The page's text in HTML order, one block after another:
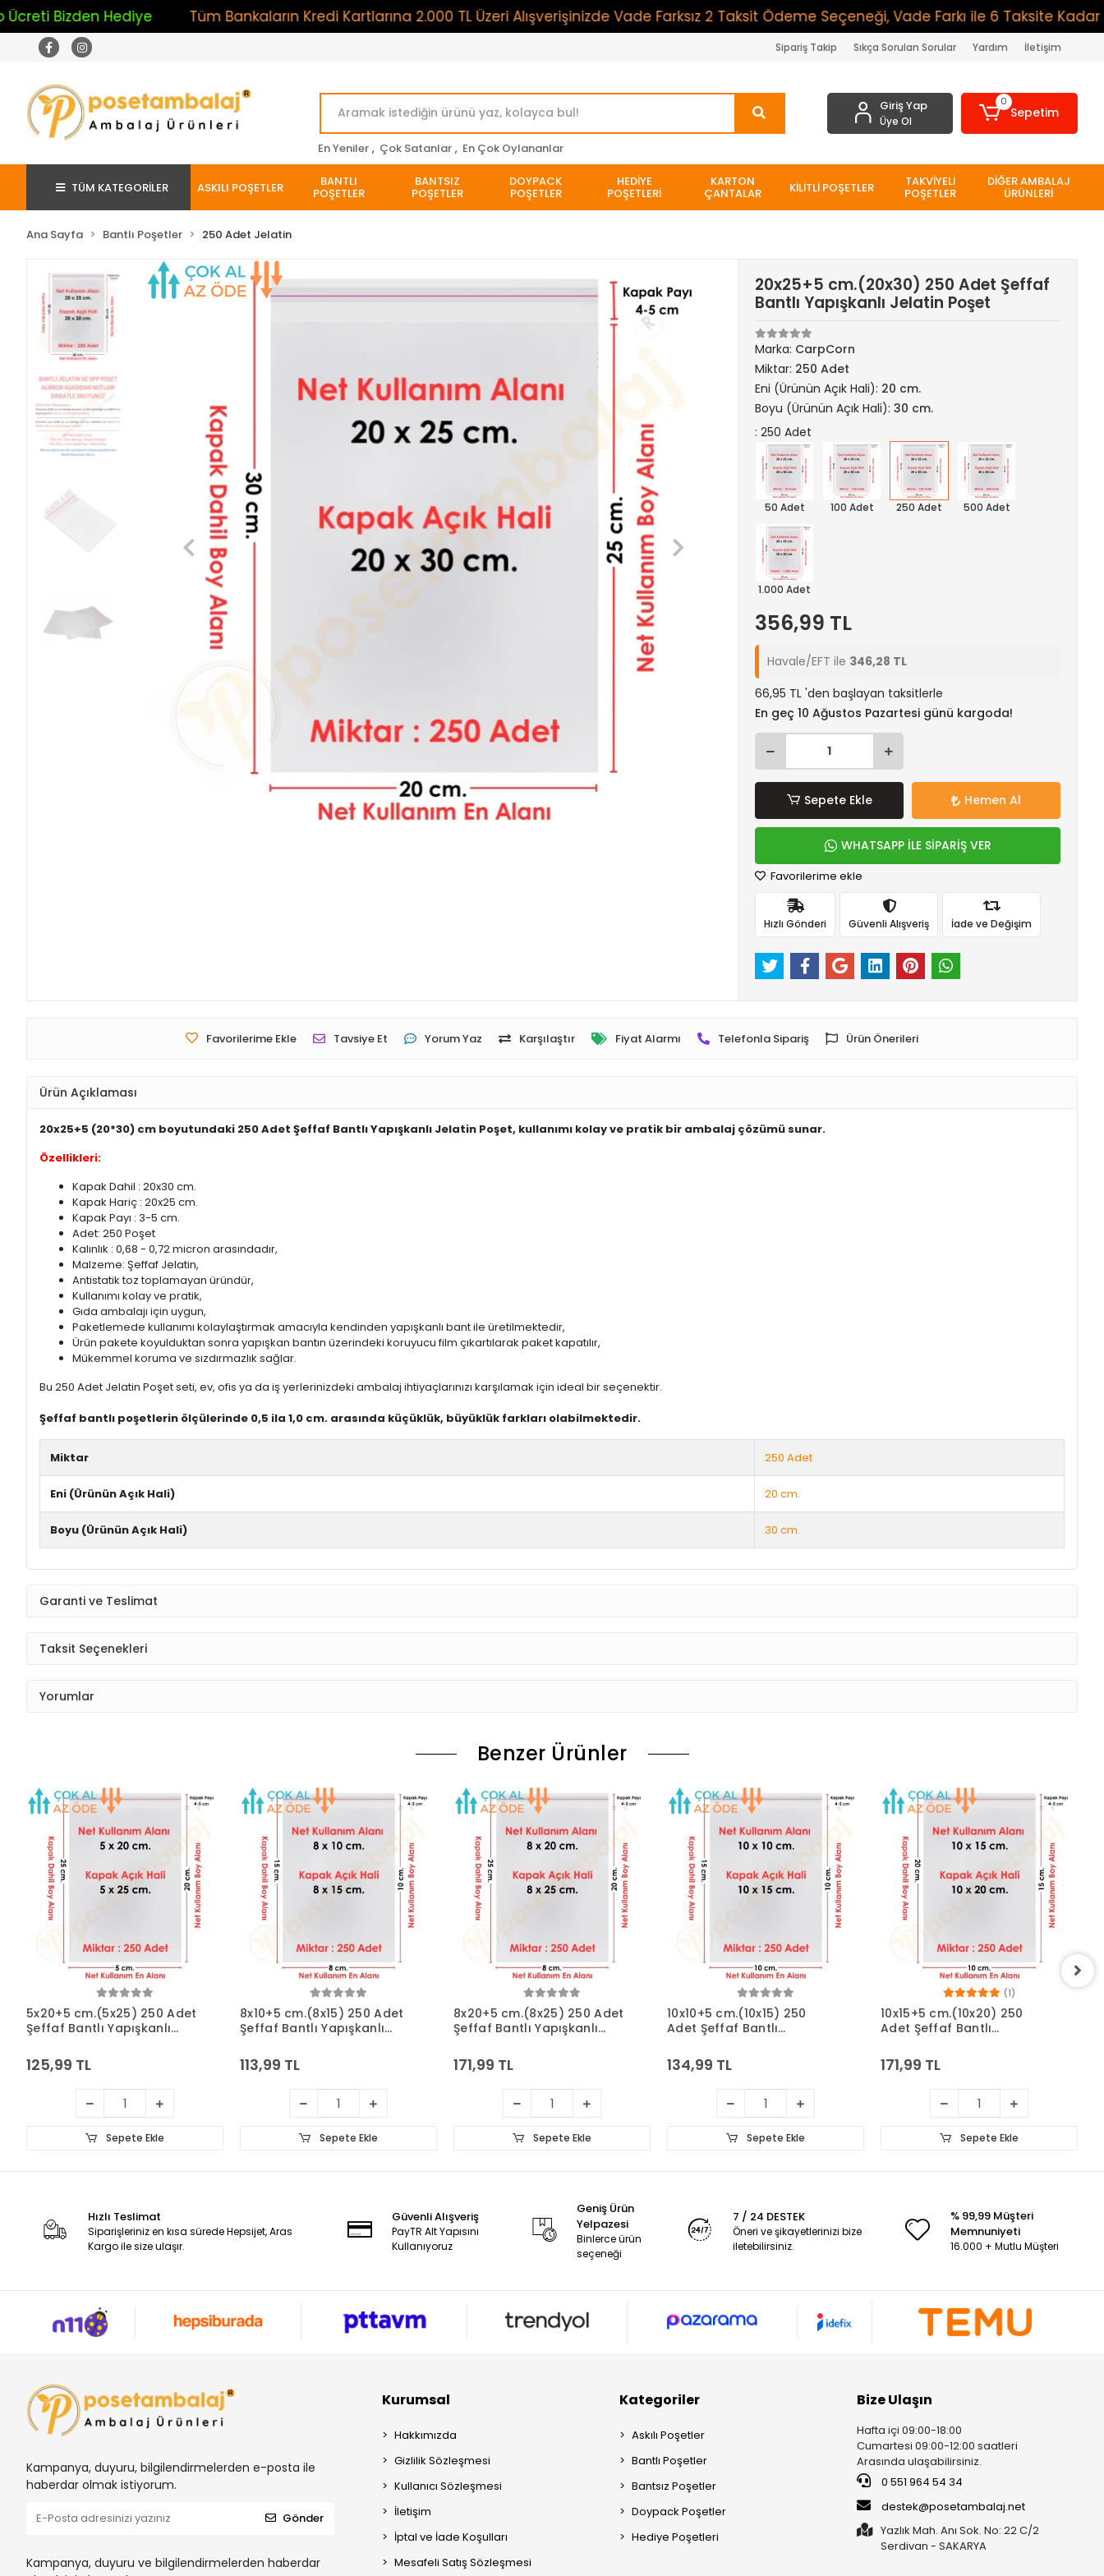
Bizden Hediye Tüm Bankaların Kredi Kartlarına 2.000 TL Üzeri Alışverişinizde Vade Farksız 2 Taksit Ödeme Seçeneği, Vade Farkı ile 6 Taksite Kadar
Sipariş Takip Sıkça Sorulan Sorular Yardım İletişim
En Yeniler , Çok Satanlar , En Çok Oylananlar
Giriş Yap
Üye Ol
0
Sepetim
TÜM KATEGORİLER ASKILI POŞETLER BANTLI
POŞETLER
BANTSIZ
POŞETLER
DOYPACK
POŞETLER
HEDİYE
POŞETLERİ
KARTON
ÇANTALAR KİLİTLİ POŞETLER TAKVİYELİ
POŞETLER
DİĞER AMBALAJ
ÜRÜNLERİ
Ana Sayfa Bantlı Poşetler 250 Adet Jelatin
20x25+5 cm.(20x30) 250 Adet Şeffaf
Bantlı Yapışkanlı Jelatin Poşet
Marka: CarpCorn
Miktar: 250 Adet
Eni (Ürünün Açık Hali): 20 cm.
Boyu (Ürünün Açık Hali):30 cm.
: 250 Adet
50 Adet 100 Adet 250 Adet 500 Adet
1.000 Adet
356,99 TL
Havale/EFT ile 346,28 TL
66,95 TL 'den başlayan taksitlerle
En geç 10 Ağustos Pazartesi günü kargoda!
Sepete Ekle Hemen Al
WHATSAPP İLE SİPARİŞ VER
Favorilerime ekle
Hızlı Gönderi Güvenli Alışveriş İade ve Değişim
Favorilerime Ekle Tavsiye Et Yorum Yaz Karşılaştır Fiyat Alarmı Telefonla Sipariş Ürün Önerileri
Ürün Açıklaması
20x25+5 (20*30) cm boyutundaki 250 Adet Şeffaf Bantlı Yapışkanlı Jelatin Poşet, kullanımı kolay ve pratik bir ambalaj çözümü sunar.
Özellikleri:
Kapak Dahil : 20x30 cm.
Kapak Hariç : 20x25 cm.
Kapak Payı : 3-5 cm.
Adet: 250 Poşet
Kalınlık : 0,68 - 0,72 micron arasındadır,
Malzeme: Şeffaf Jelatin,
Antistatik toz toplamayan üründür,
Kullanımı kolay ve pratik,
Gıda ambalajı için uygun,
Paketlemede kullanımı kolaylaştırmak amacıyla kendinden yapışkanlı bant ile üretilmektedir,
Ürün pakete koyulduktan sonra yapışkan bantın üzerindeki koruyucu film çıkartılarak paket kapatılır,
Mükemmel koruma ve sızdırmazlık sağlar.
Bu 250 Adet Jelatin Poşet seti, ev, ofis ya da iş yerlerinizdeki ambalaj ihtiyaçlarınızı karşılamak için ideal bir seçenektir.
Şeffaf bantlı poşetlerin ölçülerinde 0,5 ila 1,0 cm. arasında küçüklük, büyüklük farkları olabilmektedir.
Miktar 250 Adet
Eni (Ürünün Açık Hali) 20 cm.
Boyu (Ürünün Açık Hali) 30 cm.
Garanti ve Teslimat
Taksit Seçenekleri
Yorumlar
Benzer Ürünler
5x20+5 cm.(5x25) 250 Adet
Şeffaf Bantlı Yapışkanlı
125,99 TL
Sepete Ekle
8x10+5 cm.(8x15) 250 Adet
Şeffaf Bantlı Yapışkanlı
113,99 TL
Sepete Ekle
8x20+5 cm.(8x25) 250 Adet
Şeffaf Bantlı Yapışkanlı
171,99 TL
Sepete Ekle
10x10+5 cm.(10x15) 250
Adet Şeffaf Bantlı
134,99 TL
Sepete Ekle
(1)
10x15+5 cm.(10x20) 250
Adet Şeffaf Bantlı
171,99 TL
Sepete Ekle
Hızlı Teslimat
Siparişleriniz en kısa sürede Hepsijet, Aras
Kargo ile size ulaşır.
Güvenli Alışveriş
PayTR Alt Yapısını
Kullanıyoruz
Geniş Ürün
Yelpazesi
Binlerce ürün
seçeneği
7 / 24 DESTEK
Öneri ve şikayetlerinizi bize
iletebilirsiniz.
% 99,99 Müşteri
Memnuniyeti
16.000 + Mutlu Müşteri
Kampanya, duyuru, bilgilendirmelerden e-posta ile
haberdar olmak istiyorum.
Gönder
Kampanya, duyuru ve bilgilendirmelerden haberdar
Kurumsal
Hakkımızda
Gizlilik Sözleşmesi
Kullanıcı Sözleşmesi
İletişim
İptal ve İade Koşulları
Mesafeli Satış Sözleşmesi
Kategoriler
Askılı Poşetler
Bantlı Poşetler
Bantsız Poşetler
Doypack Poşetler
Hediye Poşetleri
Bize Ulaşın
Hafta içi 09:00-18:00
Cumartesi 09:00-12:00 saatleri
Arasında ulaşabilirsiniz.
0 551 964 54 34
destek@posetambalaj.net
Yazlık Mah. Anı Sok. No: 22 C/2
Serdivan - SAKARYA